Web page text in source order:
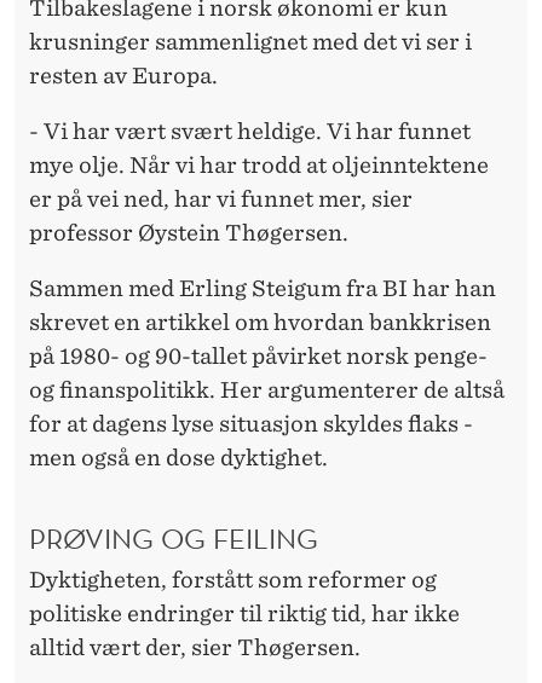
Tilbakeslagene i norsk økonomi er kun
krusninger sammenlignet med det vi ser i
resten av Europa.
- Vi har vært svært heldige. Vi har funnet
mye olje. Når vi har trodd at oljeinntektene
er på vei ned, har vi funnet mer, sier
professor Øystein Thøgersen.
Sammen med Erling Steigum fra BI har han
skrevet en artikkel om hvordan bankkrisen
på 1980- og 90-tallet påvirket norsk penge-
og finanspolitikk. Her argumenterer de altså
for at dagens lyse situasjon skyldes flaks -
men også en dose dyktighet.
PRØVING OG FEILING
Dyktigheten, forstått som reformer og
politiske endringer til riktig tid, har ikke
alltid vært der, sier Thøgersen.